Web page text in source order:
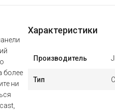
более
ни
Характеристики
Производитель
Тип